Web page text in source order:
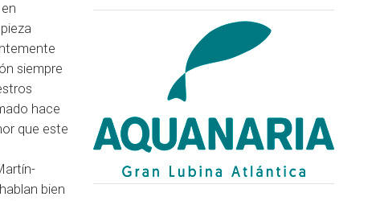
siempre
hace
que este
bien